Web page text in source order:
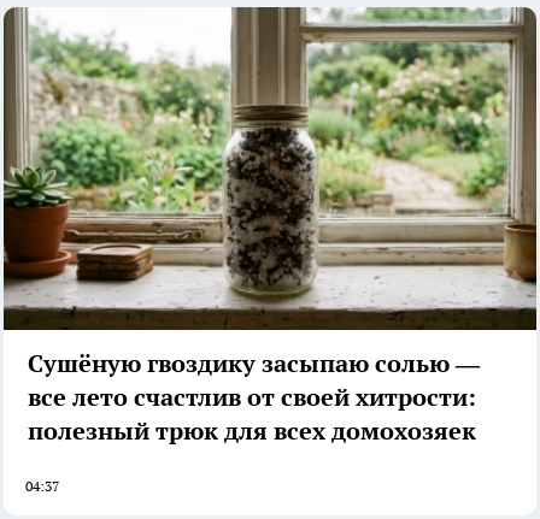
Сушёную гвоздику засыпаю солью —
все лето счастлив от своей хитрости:
полезный трюк для всех домохозяек
04:37